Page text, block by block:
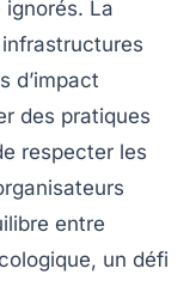
La
infrastructures
d’impact
des pratiques
respecter les
entre
un défi